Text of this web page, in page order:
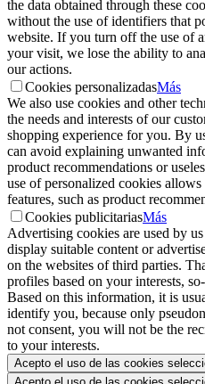
the data obtained through these
without the use of identifiers that
website. If you turn off the use of
your visit, we lose the ability to
our actions.
Cookies personalizadasMás
We also use cookies and other
the needs and interests of our
shopping experience for you. By
can avoid explaining unwanted
product recommendations or
use of personalized cookies
features, such as product
Cookies publicitariasMás
Advertising cookies are used by
display suitable content or
on the websites of third parties.
profiles based on your interests,
Based on this information, it is
identify you, because only
not consent, you will not be the
to your interests.
Acepto el uso de las cookies